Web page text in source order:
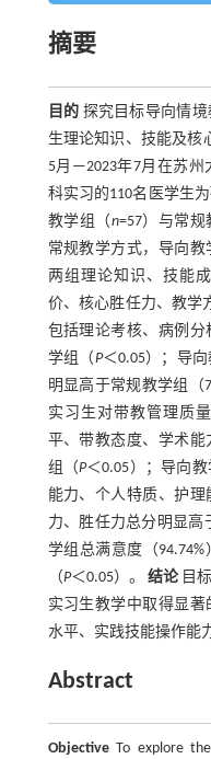
摘要
目的 探究目标导向情
生理论知识、技能及核
5月—2023年7月在苏
科实习的110名医学生
教学组（n=57）与常规
常规教学方式，导向
两组理论知识、技能
价、核心胜任力、教学
包括理论考核、病例
学组（P＜0.05）；导向
明显高于常规教学组（
实习生对带教管理质
平、带教态度、学术
组（P＜0.05）；导向
能力、个人特质、护
力、胜任力总分明显高
学组总满意度（94.74%
（P＜0.05）。 结论目
实习生教学中取得显
水平、实践技能操作能
Abstract
ObjectiveTo explore the